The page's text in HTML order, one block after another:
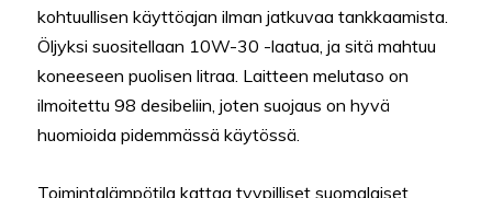
kohtuullisen käyttöajan ilman jatkuvaa tankkaamista.
Öljyksi suositellaan 10W-30 -laatua, ja sitä mahtuu
koneeseen puolisen litraa. Laitteen melutaso on
ilmoitettu 98 desibeliin, joten suojaus on hyvä
huomioida pidemmässä käytössä.
Toimintalämpötila kattaa tyypilliset suomalaiset